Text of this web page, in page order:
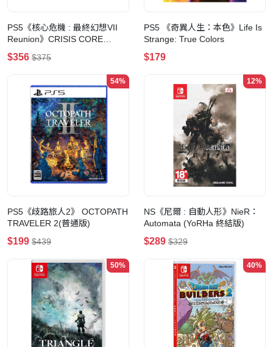
PS5《核心危機 : 最終幻想VII
Reunion》CRISIS CORE
FINAL FANTASY VII
REUNION(一般版)
$356 $375
PS5 《奇異人生：本色》Life Is
Strange: True Colors
$179
54%
PS5《歧路旅人2》 OCTOPATH
TRAVELER 2(普通版)
$199 $439
12%
NS《尼爾 : 自動人形》NieR：
Automata (YoRHa 終結版)
$289 $329
50% 40%